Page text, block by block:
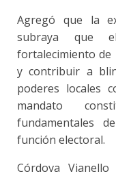
Agregó que la
subraya que
fortalecimiento de
y contribuir a
poderes locales
mandato
fundamentales
función electoral.
Córdova